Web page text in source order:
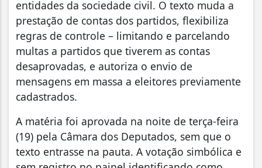
entidades da sociedade civil. O texto muda a
prestação de contas dos partidos, flexibiliza
regras de controle – limitando e parcelando
multas a partidos que tiverem as contas
desaprovadas, e autoriza o envio de
mensagens em massa a eleitores previamente
cadastrados.
A matéria foi aprovada na noite de terça-feira
(19) pela Câmara dos Deputados, sem que o
texto entrasse na pauta. A votação simbólica e